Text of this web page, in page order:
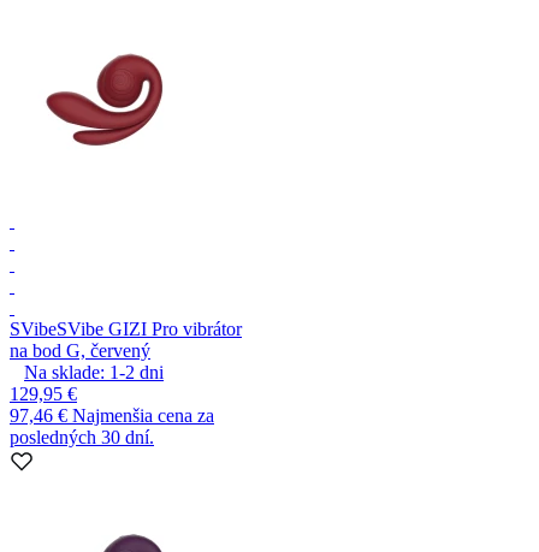
SVibeSVibe GIZI Pro vibrátor
na bod G, červený
Na sklade: 1-2 dni
129,95 €
97,46 € Najmenšia cena za
posledných 30 dní.